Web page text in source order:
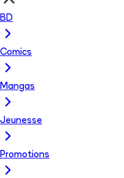
BD
Comics
Mangas
Jeunesse
Promotions